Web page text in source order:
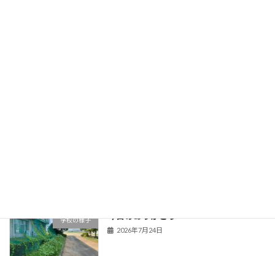
学校の様子 今日のありがとう
2026年7月24日